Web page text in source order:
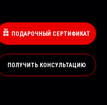
ПОДАРОЧНЫЙ СЕРТИФИКАТ
ПОЛУЧИТЬ КОНСУЛЬТАЦИЮ